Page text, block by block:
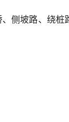
侧坡路、绕桩